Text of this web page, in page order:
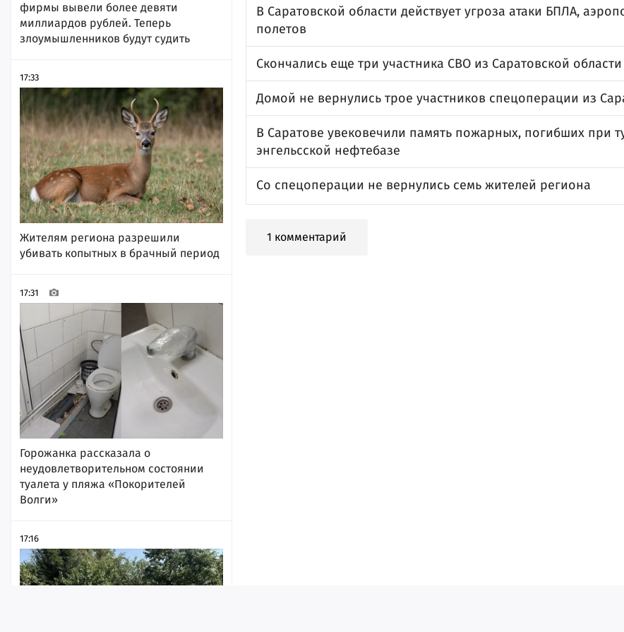
фирмы вывели более девяти
миллиардов рублей. Теперь
злоумышленников будут судить
17:33
Жителям региона разрешили
убивать копытных в брачный период
17:31
Горожанка рассказала о
неудовлетворительном состоянии
туалета у пляжа «Покорителей
Волги»
17:16
В Саратовской области действует угроза атаки БПЛА,
полетов
Скончались еще три участника СВО из Саратовской области
Домой не вернулись трое участников спецоперации из
В Саратове увековечили память пожарных, погибших при
энгельсской нефтебазе
Со спецоперации не вернулись семь жителей региона
1 комментарий